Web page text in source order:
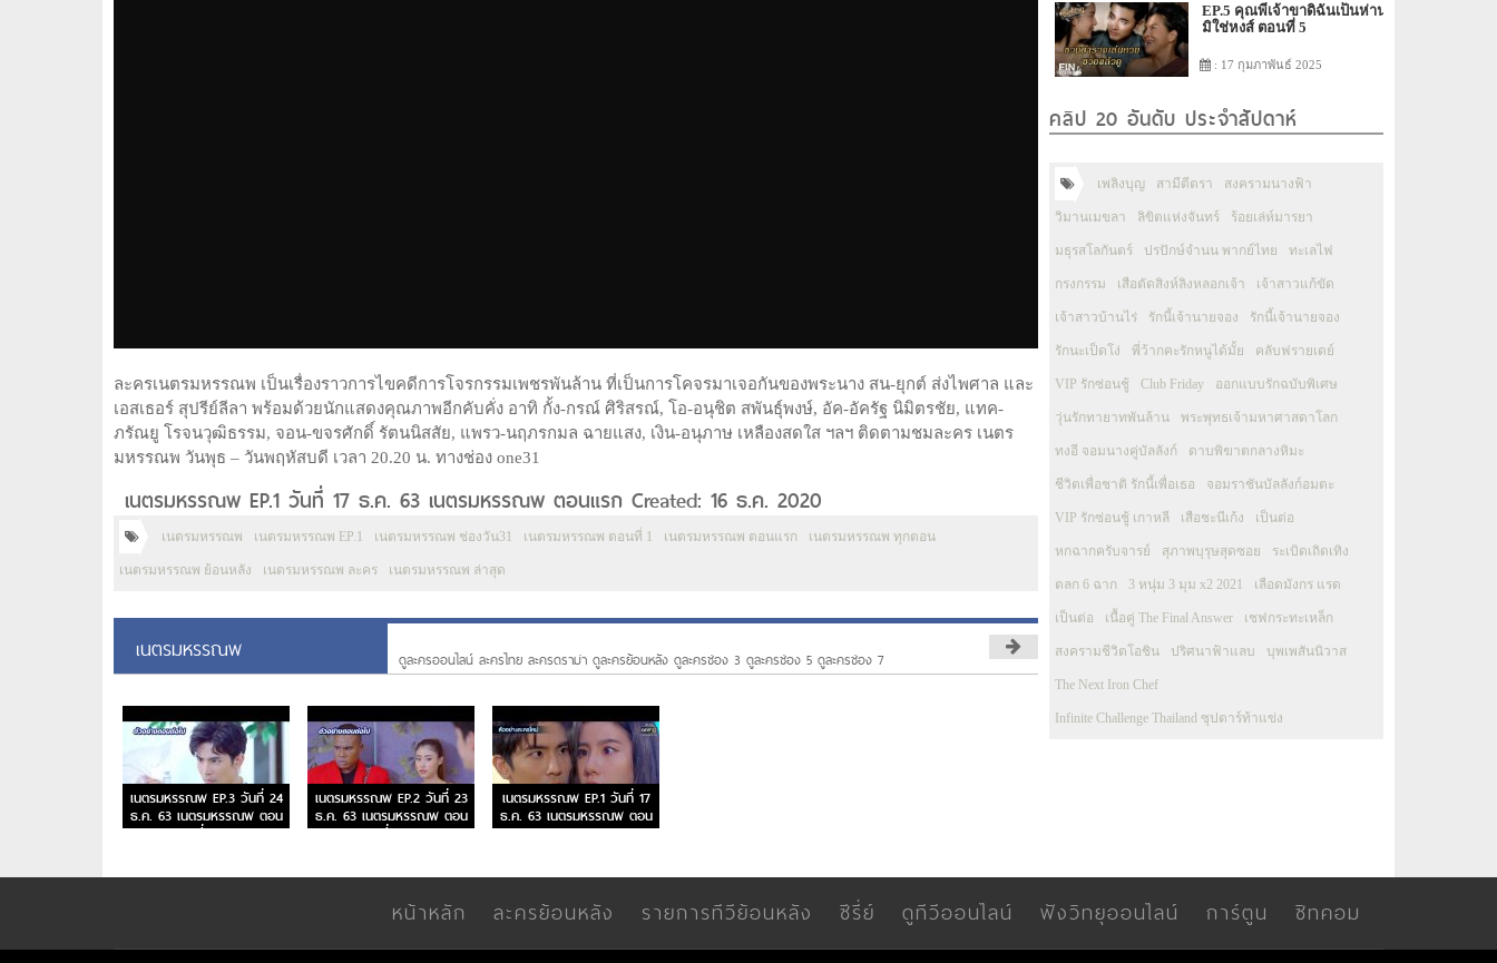
ละครเนตรมหรรณพ เป็นเรื่องราวการไขคดีการโจรกรรมเพชรพันล้าน ที่เป็นการโคจรมาเจอกันของพระนาง สน-ยุกต์ ส่งไพศาล และ
เอสเธอร์ สุปรีย์ลีลา พร้อมด้วยนักแสดงคุณภาพอีกคับคั่ง อาทิ กั้ง-กรณ์ ศิริสรณ์, โอ-อนุชิต สพันธุ์พงษ์, อัค-อัครัฐ นิมิตรชัย, แทค-
ภรัณยู โรจนวุฒิธรรม, จอน-ขจรศักดิ์ รัตนนิสสัย, แพรว-นฤภรกมล ฉายแสง, เงิน-อนุภาษ เหลืองสดใส ฯลฯ ติดตามชมละคร เนตร
มหรรณพ วันพุธ – วันพฤหัสบดี เวลา 20.20 น. ทางช่อง one31
เนตรมหรรณพ EP.1 วันที่ 17 ธ.ค. 63 เนตรมหรรณพ ตอนแรก Created: 16 ธ.ค. 2020
เนตรมหรรณพ เนตรมหรรณพ EP.1 เนตรมหรรณพ ช่องวัน31 เนตรมหรรณพ ตอนที่ 1 เนตรมหรรณพ ตอนแรก เนตรมหรรณพ ทุกตอน
เนตรมหรรณพ ย้อนหลัง เนตรมหรรณพ ละคร เนตรมหรรณพ ล่าสุด
เนตรมหรรณพ ดูละครออนไลน์ ละครไทย ละครดราม่า ดูละครย้อนหลัง ดูละครช่อง 3 ดูละครช่อง 5 ดูละครช่อง 7
เนตรมหรรณพ EP.3 วันที่ 24
ธ.ค. 63 เนตรมหรรณพ ตอน
ที่ 3
เนตรมหรรณพ EP.2 วันที่ 23
ธ.ค. 63 เนตรมหรรณพ ตอน
ที่ 2
เนตรมหรรณพ EP.1 วันที่ 17
ธ.ค. 63 เนตรมหรรณพ ตอน
แรก
EP.5 คุณพี่เจ้าขาดิฉันเป็นห่าน
มิใช่หงส์ ตอนที่ 5
: 17 กุมภาพันธ์ 2025
คลิป 20 อันดับ ประจำสัปดาห์
เพลิงบุญ สามีตีตรา สงครามนางฟ้า
วิมานเมขลา ลิขิตแห่งจันทร์ ร้อยเล่ห์มารยา
มธุรสโลกันตร์ ปรปักษ์จำนน พากย์ไทย ทะเลไฟ
กรงกรรม เสือตัดสิงห์ลิงหลอกเจ้า เจ้าสาวแก้ขัด
เจ้าสาวบ้านไร่ รักนี้เจ้านายจอง รักนี้เจ้านายจอง
รักนะเป็ดโง่ พี่ว้ากคะรักหนูได้มั้ย คลับฟรายเดย์
VIP รักซ่อนชู้ Club Friday ออกแบบรักฉบับพิเศษ
วุ่นรักทายาทพันล้าน พระพุทธเจ้ามหาศาสดาโลก
ทงอี จอมนางคู่บัลลังก์ ดาบพิฆาตกลางหิมะ
ชีวิตเพื่อชาติ รักนี้เพื่อเธอ จอมราชันบัลลังก์อมตะ
VIP รักซ่อนชู้ เกาหลี เสือชะนีเก้ง เป็นต่อ
หกฉากครับจารย์ สุภาพบุรุษสุดซอย ระเบิดเถิดเทิง
ตลก 6 ฉาก 3 หนุ่ม 3 มุม x2 2021 เลือดมังกร แรด
เป็นต่อ เนื้อคู่ The Final Answer เชฟกระทะเหล็ก
สงครามชีวิตโอชิน ปริศนาฟ้าแลบ บุพเพสันนิวาส
The Next Iron Chef
Infinite Challenge Thailand ซุปตาร์ท้าแข่ง
หน้าหลัก ละครย้อนหลัง รายการทีวีย้อนหลัง ซีรี่ย์ ดูทีวีออนไลน์ ฟังวิทยุออนไลน์ การ์ตูน ซิทคอม